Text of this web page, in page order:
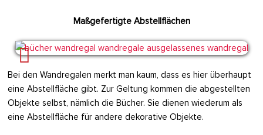
Maßgefertigte Abstellflächen
Bei den Wandregalen merkt man kaum, dass es hier überhaupt
eine Abstellfläche gibt. Zur Geltung kommen die abgestellten
Objekte selbst, nämlich die Bücher. Sie dienen wiederum als
eine Abstellfläche für andere dekorative Objekte.